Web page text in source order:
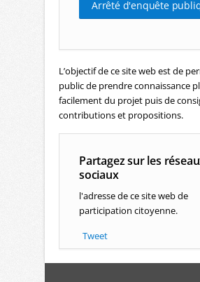
Arrêté d'enquête
L’objectif de ce site web est de
public de prendre connaissance
facilement du projet puis de
contributions et propositions.
Partagez sur les
sociaux
l'adresse de ce site web de
participation citoyenne.
Tweet